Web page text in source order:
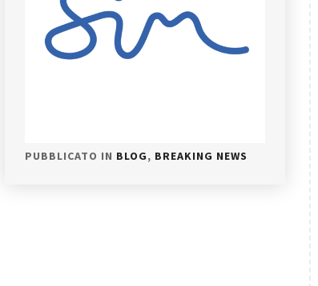
PUBBLICATO IN BLOG, BREAKING NEWS